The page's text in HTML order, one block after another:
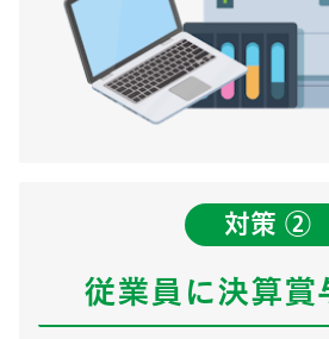
対策 ②
従業員に決算賞